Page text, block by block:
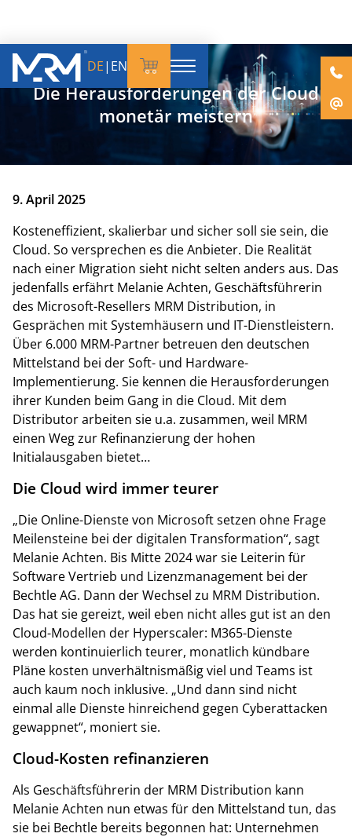
DE| EN
Die Herausforderungen der Cloud
monetär meistern
9. April 2025
Kosteneffizient, skalierbar und sicher soll sie sein, die
Cloud. So versprechen es die Anbieter. Die Realität
nach einer Migration sieht nicht selten anders aus. Das
jedenfalls erfährt Melanie Achten, Geschäftsführerin
des Microsoft-Resellers MRM Distribution, in
Gesprächen mit Systemhäusern und IT-Dienstleistern.
Über 6.000 MRM-Partner betreuen den deutschen
Mittelstand bei der Soft- und Hardware-
Implementierung. Sie kennen die Herausforderungen
ihrer Kunden beim Gang in die Cloud. Mit dem
Distributor arbeiten sie u.a. zusammen, weil MRM
einen Weg zur Refinanzierung der hohen
Initialausgaben bietet…
Die Cloud wird immer teurer
„Die Online-Dienste von Microsoft setzen ohne Frage
Meilensteine bei der digitalen Transformation“, sagt
Melanie Achten. Bis Mitte 2024 war sie Leiterin für
Software Vertrieb und Lizenzmanagement bei der
Bechtle AG. Dann der Wechsel zu MRM Distribution.
Das hat sie gereizt, weil eben nicht alles gut ist an den
Cloud-Modellen der Hyperscaler: M365-Dienste
werden kontinuierlich teurer, monatlich kündbare
Pläne kosten unverhältnismäßig viel und Teams ist
auch kaum noch inklusive. „Und dann sind nicht
einmal alle Dienste hinreichend gegen Cyberattacken
gewappnet“, moniert sie.
Cloud-Kosten refinanzieren
Als Geschäftsführerin der MRM Distribution kann
Melanie Achten nun etwas für den Mittelstand tun, das
sie bei Bechtle bereits begonnen hat: Unternehmen